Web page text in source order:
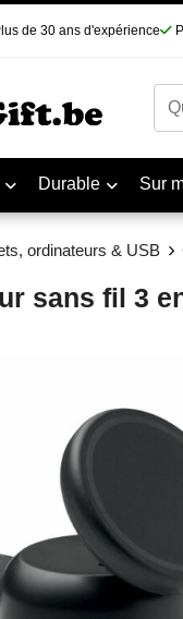
de 30 ans d'expérience
Durable Sur
ordinateurs & USB
sans fil 3